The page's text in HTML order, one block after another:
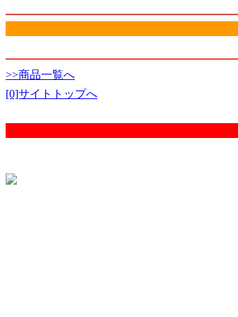
>>商品一覧へ
[0]サイトトップへ